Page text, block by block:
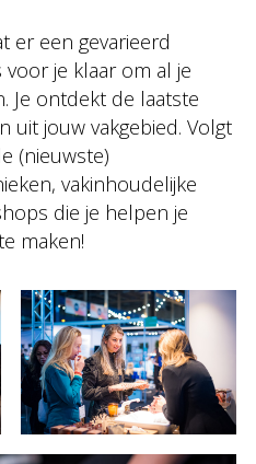
er een gevarieerd
je klaar om al je
Je ontdekt de laatste
uit jouw vakgebied. Volgt
(nieuwste)
vakinhoudelijke
die je helpen je
maken!